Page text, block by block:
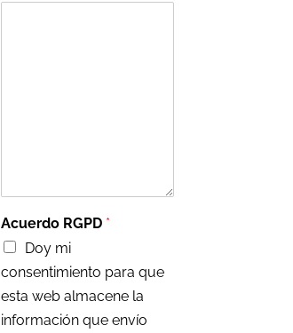
Acuerdo RGPD *
Doy mi
consentimiento para que
esta web almacene la
información que envío